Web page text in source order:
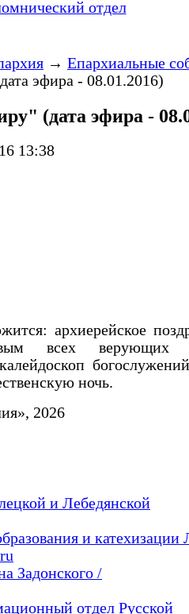
отдел
→ Епархиальные
эфира - 08.01.2016)
(дата эфира -
13:38
архиерейское
всех верующих
ночь.
2026